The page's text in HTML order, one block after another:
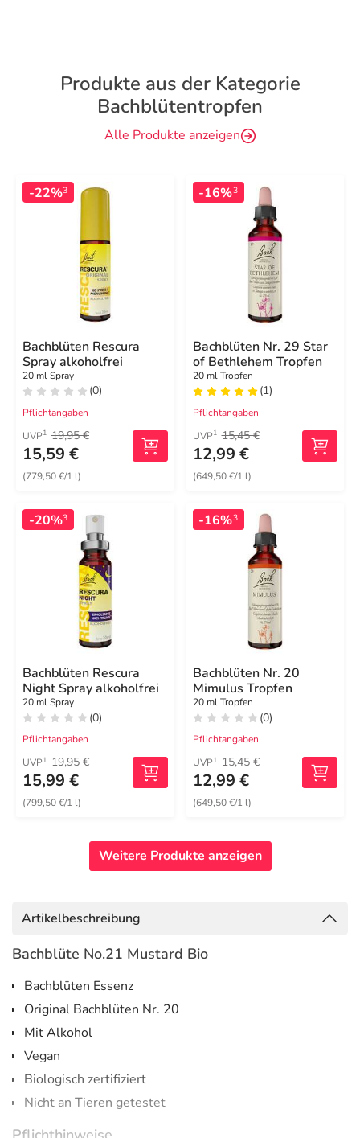
Produkte aus der Kategorie
Bachblütentropfen
Alle Produkte anzeigen
-22%3
Bachblüten Rescura
Spray alkoholfrei
20 ml Spray
(0)
Pflichtangaben
UVP1 19,95 €
15,59 €
(779,50 €/1 l)
-16%3
Bachblüten Nr. 29 Star
of Bethlehem Tropfen
20 ml Tropfen
(1)
Pflichtangaben
UVP1 15,45 €
12,99 €
(649,50 €/1 l)
-20%3
Bachblüten Rescura
Night Spray alkoholfrei
20 ml Spray
(0)
Pflichtangaben
UVP1 19,95 €
15,99 €
(799,50 €/1 l)
-16%3
Bachblüten Nr. 20
Mimulus Tropfen
20 ml Tropfen
(0)
Pflichtangaben
UVP1 15,45 €
12,99 €
(649,50 €/1 l)
Weitere Produkte anzeigen
Artikelbeschreibung
Bachblüte No.21 Mustard Bio
Bachblüten Essenz
Original Bachblüten Nr. 20
Mit Alkohol
Vegan
Biologisch zertifiziert
Nicht an Tieren getestet